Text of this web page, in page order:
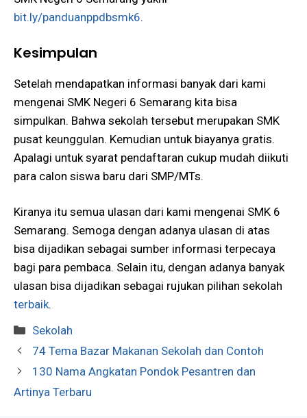
bit.ly/panduanppdbsmk6.
Kesimpulan
Setelah mendapatkan informasi banyak dari kami
mengenai SMK Negeri 6 Semarang kita bisa
simpulkan. Bahwa sekolah tersebut merupakan SMK
pusat keunggulan. Kemudian untuk biayanya gratis.
Apalagi untuk syarat pendaftaran cukup mudah diikuti
para calon siswa baru dari SMP/MTs.
Kiranya itu semua ulasan dari kami mengenai SMK 6
Semarang. Semoga dengan adanya ulasan di atas
bisa dijadikan sebagai sumber informasi terpecaya
bagi para pembaca. Selain itu, dengan adanya banyak
ulasan bisa dijadikan sebagai rujukan pilihan sekolah
terbaik.
Kategori
Sekolah
74 Tema Bazar Makanan Sekolah dan Contoh
130 Nama Angkatan Pondok Pesantren dan
Artinya Terbaru